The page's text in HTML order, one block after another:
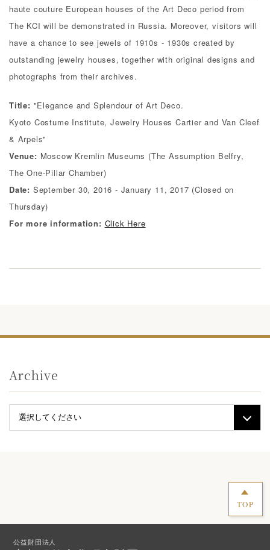
haute couture European houses of the Art Deco period from
The KCI will be demonstrated in Russia. Moreover, visitors will
have a chance to see jewels of 1910s - 1930s created by
outstanding jewelry houses, together with original designs and
photographs from their archives.
Title: "Elegance and Splendour of Art Deco.
Kyoto Costume Institute, Jewelry Houses Cartier and Van Cleef
& Arpels"
Venue: Moscow Kremlin Museums (The Assumption Belfry,
The One-Pillar Chamber)
Date: September 30, 2016 - January 11, 2017 (Closed on
Thursday)
For more information: Click Here
Archive
TOP
公益財団法人